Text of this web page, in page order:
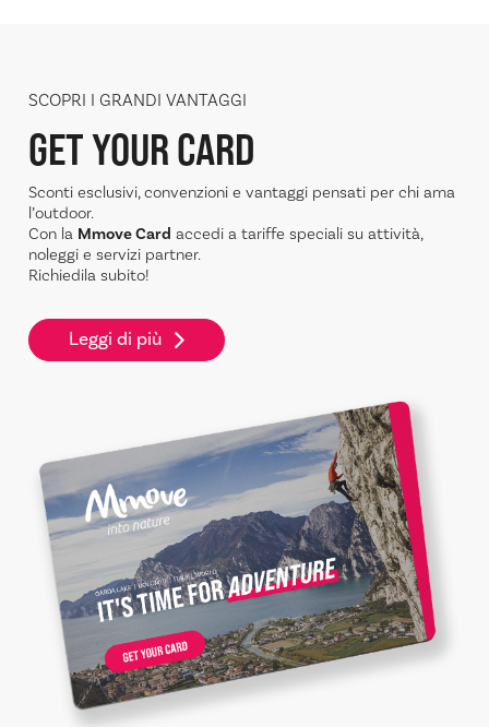
SCOPRI I GRANDI VANTAGGI
GET YOUR CARD
Sconti esclusivi, convenzioni e vantaggi pensati per chi ama
l’outdoor.
Con la Mmove Card accedi a tariffe speciali su attività,
noleggi e servizi partner.
Richiedila subito!
Leggi di più